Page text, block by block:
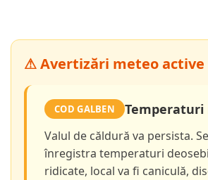
⚠ Avertizări meteo active
COD GALBEN Temperaturi
Valul de căldură va persista.
înregistra temperaturi
ridicate, local va fi caniculă,